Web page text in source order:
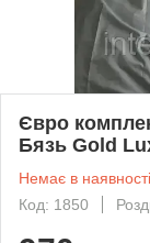
Євро
Бязь Gold
Немає в наявності
Код: 1850